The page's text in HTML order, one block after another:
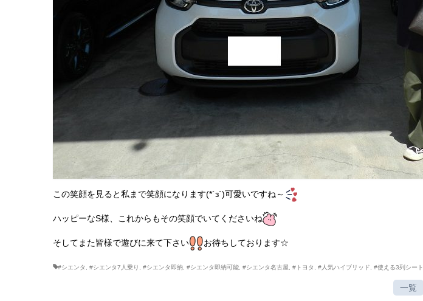
この笑顔を見ると私まで笑顔になります(*´з`)可愛いですね～
ハッピーなS様、これからもその笑顔でいてくださいね
そしてまた皆様で遊びに来て下さい お待ちしております☆
#シエンタ #シエンタ7人乗り #シエンタ即納 #シエンタ即納可能 #シエンタ名古屋 #トヨタ #人気ハイブリッド #使える3列シート
一覧